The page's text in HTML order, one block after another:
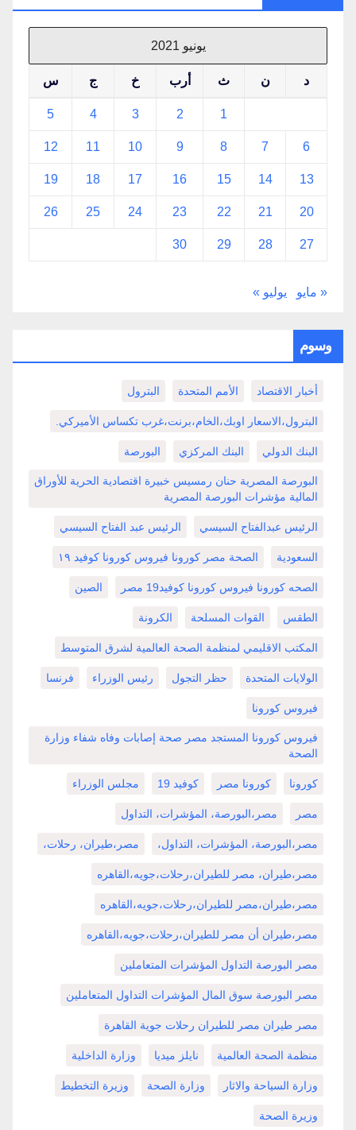
يونيو 2021
د ن ث أرب خ ج س
1
2
3
4
5
6
7
8
9
10
11
12
13
14
15
16
17
18
19
20
21
22
23
24
25
26
27
28
29
30
« مايو يوليو »
وسوم
أخبار الاقتصاد الأمم المتحدة البترول
البترول،الاسعار اوبك،الخام،برنت،غرب تكساس الأميركي.
البنك الدولي البنك المركزي البورصة
البورصة المصرية حنان رمسيس خبيرة اقتصادية الحرية للأوراق
المالية مؤشرات البورصة المصرية
الرئيس عبدالفتاح السيسي الرئيس عبد الفتاح السيسي
السعودية الصحة مصر كورونا فيروس كورونا كوفيد ١٩
الصحه كورونا فيروس كورونا كوفيد19 مصر الصين
الطقس القوات المسلحة الكرونة
المكتب الاقليمي لمنظمة الصحة العالمية لشرق المتوسط
الولايات المتحدة حظر التجول رئيس الوزراء فرنسا
فيروس كورونا
فيروس كورونا المستجد مصر صحة إصابات وفاه شفاء وزارة
الصحة
كورونا كورونا مصر كوفيد 19 مجلس الوزراء
مصر مصر،البورصة، المؤشرات، التداول
مصر،البورصة، المؤشرات، التداول، مصر،طيران، رحلات،
مصر،طيران، مصر للطيران،رحلات،جويه،القاهره
مصر،طيران،مصر للطيران،رحلات،جويه،القاهره
مصر،طيران أن مصر للطيران،رحلات،جويه،القاهره
مصر البورصة التداول المؤشرات المتعاملين
مصر البورصة سوق المال المؤشرات التداول المتعاملين
مصر طيران مصر للطيران رحلات جوية القاهرة
منظمة الصحة العالمية نايلز ميديا وزارة الداخلية
وزارة السياحة والاثار وزارة الصحة وزيرة التخطيط
وزيرة الصحة